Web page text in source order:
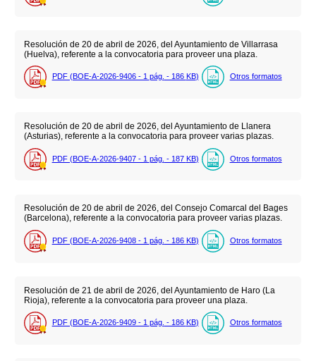
Resolución de 20 de abril de 2026, del Ayuntamiento de Villarrasa
(Huelva), referente a la convocatoria para proveer una plaza.
PDF (BOE-A-2026-9406 - 1 pág. - 186 KB) Otros formatos
Resolución de 20 de abril de 2026, del Ayuntamiento de Llanera
(Asturias), referente a la convocatoria para proveer varias plazas.
PDF (BOE-A-2026-9407 - 1 pág. - 187 KB) Otros formatos
Resolución de 20 de abril de 2026, del Consejo Comarcal del Bages
(Barcelona), referente a la convocatoria para proveer varias plazas.
PDF (BOE-A-2026-9408 - 1 pág. - 186 KB) Otros formatos
Resolución de 21 de abril de 2026, del Ayuntamiento de Haro (La
Rioja), referente a la convocatoria para proveer una plaza.
PDF (BOE-A-2026-9409 - 1 pág. - 186 KB) Otros formatos